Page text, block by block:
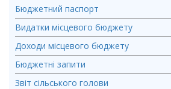
Бюджетний паспорт
Видатки місцевого бюджету
Доходи місцевого бюджету
Бюджетні запити
Звіт сільського голови